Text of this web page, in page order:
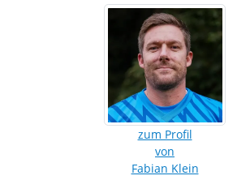
zum Profil
von
Fabian Klein